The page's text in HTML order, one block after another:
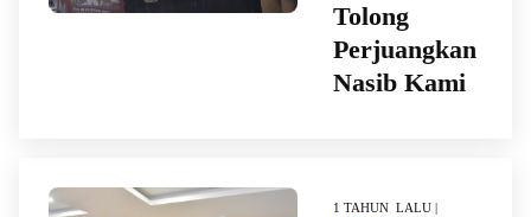
Tolong
Perjuangkan
Nasib Kami
1 TAHUN LALU |